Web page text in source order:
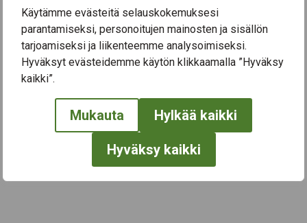
Käytämme evästeitä selauskokemuksesi
parantamiseksi, personoitujen mainosten ja sisällön
tarjoamiseksi ja liikenteemme analysoimiseksi.
Hyväksyt evästeidemme käytön klikkaamalla ”Hyväksy
kaikki”.
Mukauta Hylkää kaikki
Hyväksy kaikki
← Näytä kaikki tapahtumat